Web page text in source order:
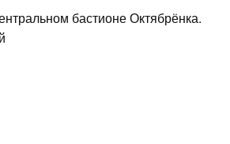
бастионе Октябрёнка.